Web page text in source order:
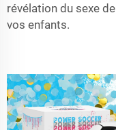
révélation du sexe de
vos enfants.